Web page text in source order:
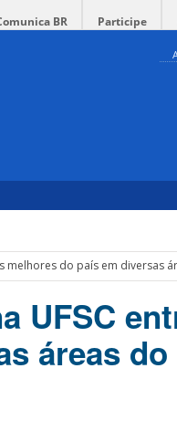
BR Participe
melhores do país em diversas
UFSC
áreas do